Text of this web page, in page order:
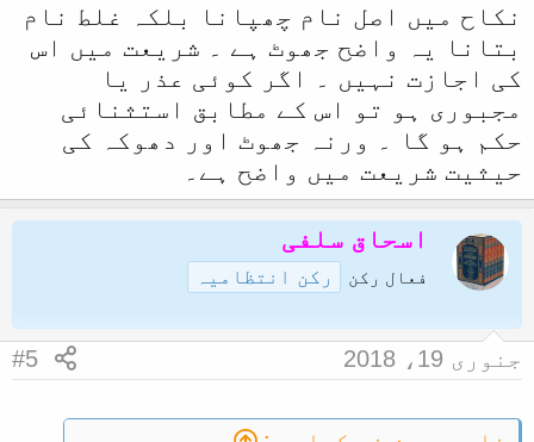
نکاح میں اصل نام چھپانا بلکہ غلط نام
بتانا یہ واضح جھوٹ ہے ۔ شریعت میں اس
کی اجازت نہیں ۔ اگر کوئی عذر یا
مجبوری ہو تو اس کے مطابق استثنائی
حکم ہو گا ۔ ورنہ جھوٹ اور دھوکہ کی
حیثیت شریعت میں واضح ہے۔
اسحاق سلفی
فعال رکن رکن انتظامیہ
جنوری 19، 2018 #5